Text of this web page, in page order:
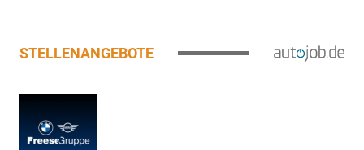
STELLENANGEBOTE